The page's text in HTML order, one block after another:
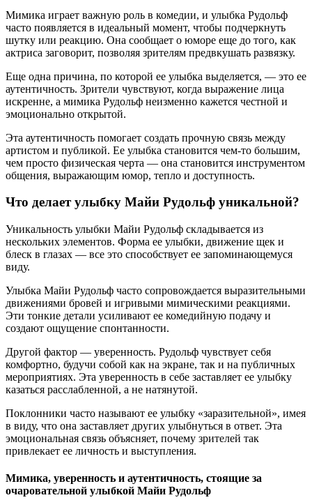
Мимика играет важную роль в комедии, и улыбка Рудольф
часто появляется в идеальный момент, чтобы подчеркнуть
шутку или реакцию. Она сообщает о юморе еще до того, как
актриса заговорит, позволяя зрителям предвкушать развязку.
Еще одна причина, по которой ее улыбка выделяется, — это ее
аутентичность. Зрители чувствуют, когда выражение лица
искренне, а мимика Рудольф неизменно кажется честной и
эмоционально открытой.
Эта аутентичность помогает создать прочную связь между
артистом и публикой. Ее улыбка становится чем-то большим,
чем просто физическая черта — она становится инструментом
общения, выражающим юмор, тепло и доступность.
Что делает улыбку Майи Рудольф уникальной?
Уникальность улыбки Майи Рудольф складывается из
нескольких элементов. Форма ее улыбки, движение щек и
блеск в глазах — все это способствует ее запоминающемуся
виду.
Улыбка Майи Рудольф часто сопровождается выразительными
движениями бровей и игривыми мимическими реакциями.
Эти тонкие детали усиливают ее комедийную подачу и
создают ощущение спонтанности.
Другой фактор — уверенность. Рудольф чувствует себя
комфортно, будучи собой как на экране, так и на публичных
мероприятиях. Эта уверенность в себе заставляет ее улыбку
казаться расслабленной, а не натянутой.
Поклонники часто называют ее улыбку «заразительной», имея
в виду, что она заставляет других улыбнуться в ответ. Эта
эмоциональная связь объясняет, почему зрителей так
привлекает ее личность и выступления.
Мимика, уверенность и аутентичность, стоящие за
очаровательной улыбкой Майи Рудольф